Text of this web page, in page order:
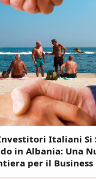
Italiani Si
in Albania: Una
per il Business